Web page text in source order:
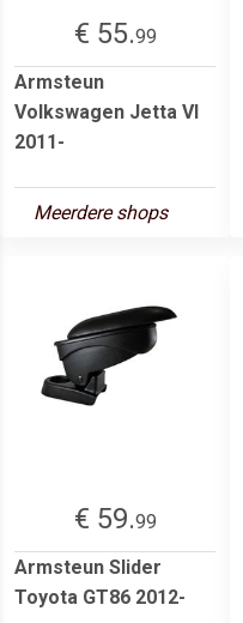
€ 55.99
Armsteun
Volkswagen Jetta VI
2011-
Meerdere shops
€ 59.99
Armsteun Slider
Toyota GT86 2012-